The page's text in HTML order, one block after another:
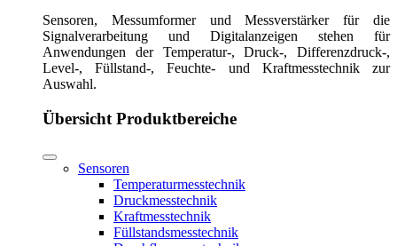
Sensoren, Messumformer und Messverstärker für die
Signalverarbeitung und Digitalanzeigen stehen für
Anwendungen der Temperatur-, Druck-, Differenzdruck-,
Level-, Füllstand-, Feuchte- und Kraftmesstechnik zur
Auswahl.
Übersicht Produktbereiche
Sensoren
Temperaturmesstechnik
Druckmesstechnik
Kraftmesstechnik
Füllstandsmesstechnik